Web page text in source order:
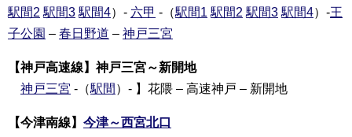
駅間2 駅間3 駅間4）- 六甲 -（駅間1 駅間2 駅間3 駅間4）-王
子公園 – 春日野道 – 神戸三宮
【神戸高速線】神戸三宮～新開地
神戸三宮 -（駅間 ）- 】花隈 – 高速神戸 – 新開地
【今津南線】 今津～西宮北口